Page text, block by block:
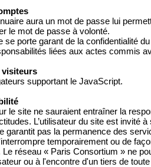
aura un mot de passe lui
le mot de passe à volonté.
se porte garant de la confidentialité
liées aux actes commis
visiteurs
supportant le JavaScript.
le site ne sauraient entraîner la
L’utilisateur du site est invité
garantit pas la permanence des
temporairement ou de
réseau « Paris Consortium » ne
ou à l'encontre d'un tiers de